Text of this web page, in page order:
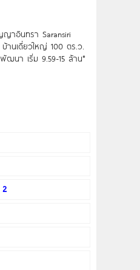
าอินทรา Saransiri
บ้านเดี่ยวใหญ่ 100 ตร.ว.
ฒนา เริ่ม 9.59-15 ล้าน*
2